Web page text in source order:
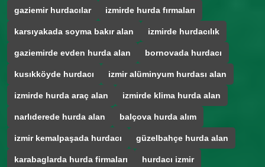
gaziemir hurdacılar izmirde hurda fırmaları
karsıyakada soyma bakır alan izmirde hurdacılık
gaziemirde evden hurda alan bornovada hurdacı
kusıkköyde hurdacı izmir alüminyum hurdası alan
izmirde hurda araç alan izmirde klima hurda alan
narlıderede hurda alan balçova hurda alım
izmir kemalpaşada hurdacı güzelbahçe hurda alan
karabaglarda hurda firmaları hurdacı izmir